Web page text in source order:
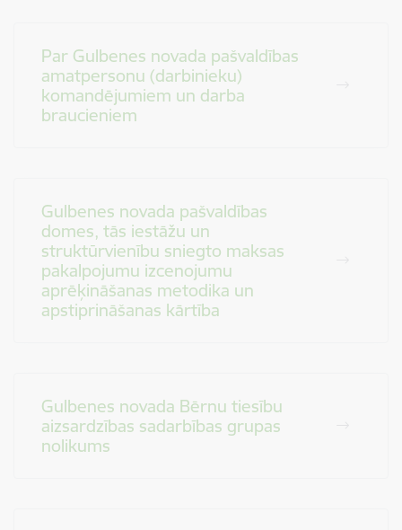
Par Gulbenes novada pašvaldības
amatpersonu (darbinieku)
komandējumiem un darba
braucieniem
Gulbenes novada pašvaldības
domes, tās iestāžu un
struktūrvienību sniegto maksas
pakalpojumu izcenojumu
aprēķināšanas metodika un
apstiprināšanas kārtība
Gulbenes novada Bērnu tiesību
aizsardzības sadarbības grupas
nolikums